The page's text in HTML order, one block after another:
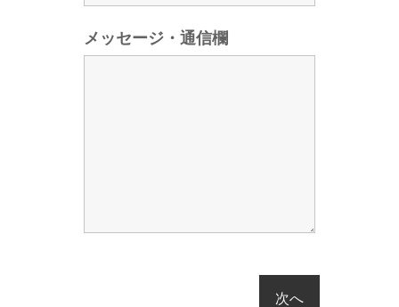
メッセージ・通信欄